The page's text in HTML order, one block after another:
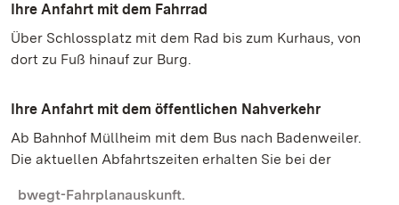
Ihre Anfahrt mit dem Fahrrad
Über Schlossplatz mit dem Rad bis zum Kurhaus, von
dort zu Fuß hinauf zur Burg.
Ihre Anfahrt mit dem öffentlichen Nahverkehr
Ab Bahnhof Müllheim mit dem Bus nach Badenweiler.
Die aktuellen Abfahrtszeiten erhalten Sie bei der
bwegt-Fahrplanauskunft.